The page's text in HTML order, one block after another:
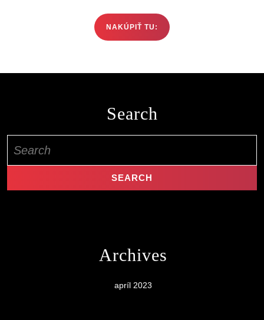
NAKÚPIŤ TU:
Search
for:
Archives
apríl 2023